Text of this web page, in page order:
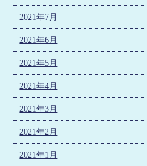
2021年7月
2021年6月
2021年5月
2021年4月
2021年3月
2021年2月
2021年1月